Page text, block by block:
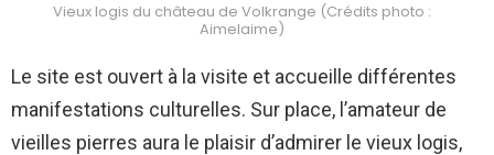
Vieux logis du château de Volkrange (Crédits photo :
Aimelaime)
Le site est ouvert à la visite et accueille différentes
manifestations culturelles. Sur place, l’amateur de
vieilles pierres aura le plaisir d’admirer le vieux logis,